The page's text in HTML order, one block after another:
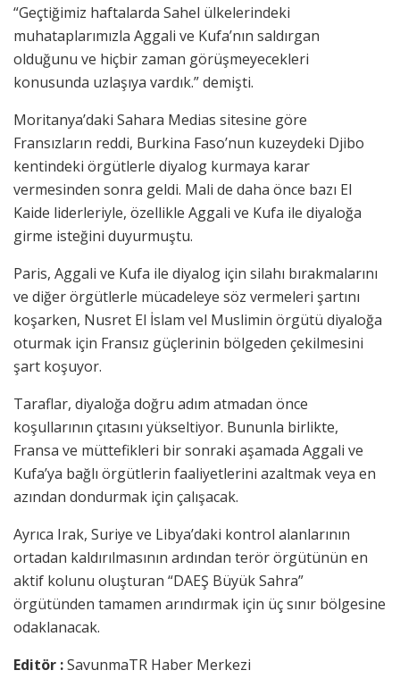
“Geçtiğimiz haftalarda Sahel ülkelerindeki
muhataplarımızla Aggali ve Kufa’nın saldırgan
olduğunu ve hiçbir zaman görüşmeyecekleri
konusunda uzlaşıya vardık.” demişti.
Moritanya’daki Sahara Medias sitesine göre
Fransızların reddi, Burkina Faso’nun kuzeydeki Djibo
kentindeki örgütlerle diyalog kurmaya karar
vermesinden sonra geldi. Mali de daha önce bazı El
Kaide liderleriyle, özellikle Aggali ve Kufa ile diyaloğa
girme isteğini duyurmuştu.
Paris, Aggali ve Kufa ile diyalog için silahı bırakmalarını
ve diğer örgütlerle mücadeleye söz vermeleri şartını
koşarken, Nusret El İslam vel Muslimin örgütü diyaloğa
oturmak için Fransız güçlerinin bölgeden çekilmesini
şart koşuyor.
Taraflar, diyaloğa doğru adım atmadan önce
koşullarının çıtasını yükseltiyor. Bununla birlikte,
Fransa ve müttefikleri bir sonraki aşamada Aggali ve
Kufa’ya bağlı örgütlerin faaliyetlerini azaltmak veya en
azından dondurmak için çalışacak.
Ayrıca Irak, Suriye ve Libya’daki kontrol alanlarının
ortadan kaldırılmasının ardından terör örgütünün en
aktif kolunu oluşturan “DAEŞ Büyük Sahra”
örgütünden tamamen arındırmak için üç sınır bölgesine
odaklanacak.
Editör :SavunmaTR Haber Merkezi